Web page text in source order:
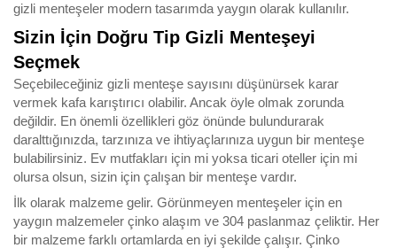
gizli menteşeler modern tasarımda yaygın olarak kullanılır.
Sizin İçin Doğru Tip Gizli Menteşeyi
Seçmek
Seçebileceğiniz gizli menteşe sayısını düşünürsek karar
vermek kafa karıştırıcı olabilir. Ancak öyle olmak zorunda
değildir. En önemli özellikleri göz önünde bulundurarak
daralttığınızda, tarzınıza ve ihtiyaçlarınıza uygun bir menteşe
bulabilirsiniz. Ev mutfakları için mi yoksa ticari oteller için mi
olursa olsun, sizin için çalışan bir menteşe vardır.
İlk olarak malzeme gelir. Görünmeyen menteşeler için en
yaygın malzemeler çinko alaşım ve 304 paslanmaz çeliktir. Her
bir malzeme farklı ortamlarda en iyi şekilde çalışır. Çinko